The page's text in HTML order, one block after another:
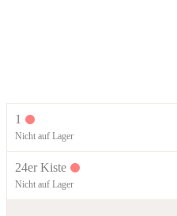
1
Nicht auf Lager
24er Kiste
Nicht auf Lager